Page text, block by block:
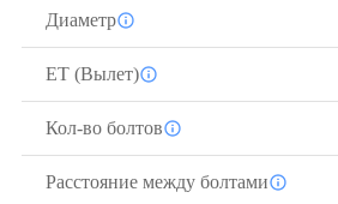
Диаметр
ЕТ (Вылет)
Кол-во болтов
Расстояние между болтами